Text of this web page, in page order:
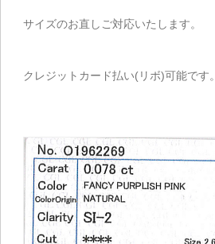
サイズのお直しご対応いたします。
クレジットカード払い(リボ)可能です。